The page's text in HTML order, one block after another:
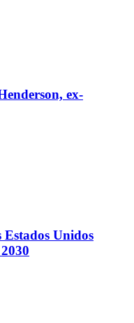
ex-
Estados Unidos